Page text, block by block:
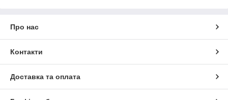
Про нас
Контакти
Доставка та оплата